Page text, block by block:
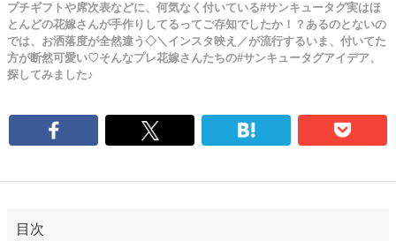
プチギフトや席次表などに、何気なく付いている#サンキュータグ実はほ
とんどの花嫁さんが手作りしてるってご存知でしたか！？あるのとないの
では、お洒落度が全然違う◇＼インスタ映え／が流行するいま、付いてた
方が断然可愛い♡そんなプレ花嫁さんたちの#サンキュータグアイデア、
探してみました♪
目次